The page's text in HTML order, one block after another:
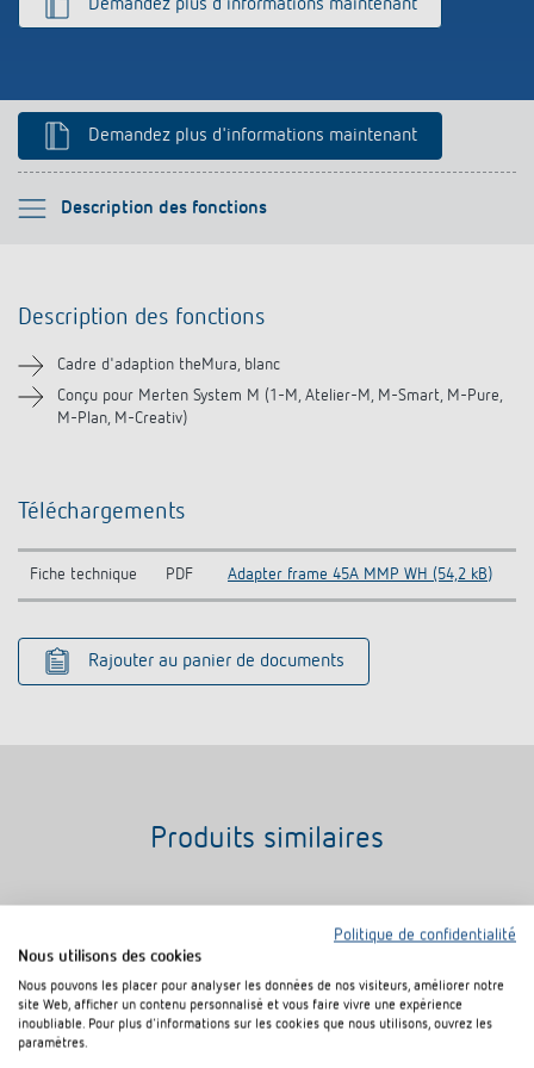
Références
Télérupteur impulsionnel OKTO de Theben
Demandez plus d'informations maintenant
Demandez plus d'informations maintenant
Description des fonctions
Veuillez sélectionner
Téléchargements
Produits similaires
Description des fonctions
Cadre d'adaption theMura, blanc
Conçu pour Merten System M (1-M, Atelier-M, M-Smart, M-Pure,
M-Plan, M-Creativ)
Téléchargements
Fiche technique PDF Adapter frame 45A MMP WH (54,2 kB)
Rajouter au panier de documents
Produits similaires
Politique de confidentialité
Nous utilisons des cookies
Nous pouvons les placer pour analyser les données de nos visiteurs, améliorer notre
site Web, afficher un contenu personnalisé et vous faire vivre une expérience
inoubliable. Pour plus d'informations sur les cookies que nous utilisons, ouvrez les
paramètres.